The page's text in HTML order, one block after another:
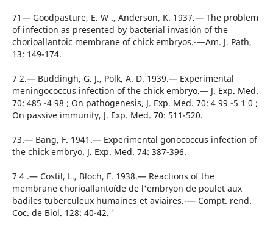
71— Goodpasture, E. W ., Anderson, K. 1937.— The problem
of infection as presented by bacterial invasión of the
chorioallantoic membrane of chick embryos.-—Am. J. Path,
13: 149-174.
7 2.— Buddingh, G. J., Polk, A. D. 1939.— Experimental
meningococcus infection of the chick embryo.— J. Exp. Med.
70: 485 -4 98 ; On pathogenesis, J. Exp. Med. 70: 4 99 -5 1 0 ;
On passive immunity, J. Exp. Med. 70: 511-520.
73.— Bang, F. 1941.— Experimental gonococcus infection of
the chick embryo. J. Exp. Med. 74: 387-396.
7 4 .— Costil, L., Bloch, F. 1938.— Reactions of the
membrane chorioallantoíde de l'embryon de poulet aux
badiles tuberculeux humaines et aviaires.-— Compt. rend.
Coc. de Biol. 128: 40-42. '